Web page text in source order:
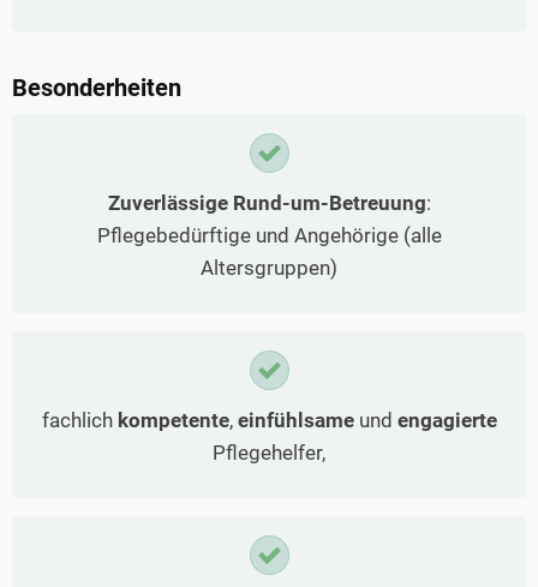
Besonderheiten
Zuverlässige Rund-um-Betreuung:
Pflegebedürftige und Angehörige (alle
Altersgruppen)
fachlich kompetente, einfühlsameund engagierte
Pflegehelfer,